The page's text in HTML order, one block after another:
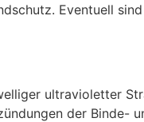
Eventuell
ultravioletter
der Binde-